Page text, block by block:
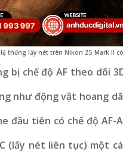
thống lấy nét trên Nikon Z5 Mark II
bị chế độ AF theo dõi
như động vật hoang
đầu tiên có chế độ
(lấy nét liên tục) một